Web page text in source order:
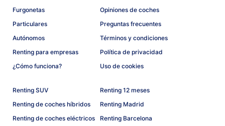
Furgonetas
Particulares
Autónomos
Renting para empresas
¿Cómo funciona?
Opiniones de coches
Preguntas frecuentes
Términos y condiciones
Política de privacidad
Uso de cookies
Renting SUV
Renting de coches híbridos
Renting de coches eléctricos
Renting 12 meses
Renting Madrid
Renting Barcelona